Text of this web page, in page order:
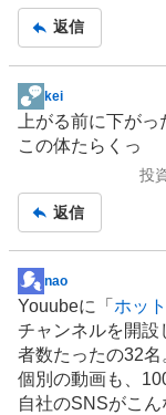
事
返信
掲
示
板
kei
上がる前に下がっ
この体たらくっ
投
返信
掲
示
板
記
事
nao
Youubeに「 ホッ
チャンネルを開設
者数たったの32名
個別の動画も、
自社のSNSがこ